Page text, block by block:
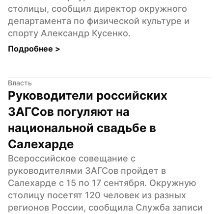
столицы, сообщил директор окружного
департамента по физической культуре и
спорту Александр Кусенко.
Подробнее >
Власть
Руководители российских
ЗАГСов погуляют на
национальной свадьбе в
Салехарде
Всероссийское совещание с
руководителями ЗАГСов пройдет в
Салехарде с 15 по 17 сентября. Окружную
столицу посетят 120 человек из разных
регионов России, сообщила Служба записи